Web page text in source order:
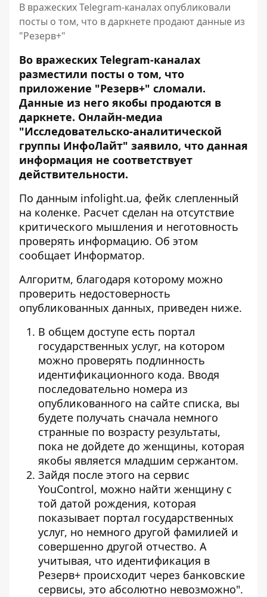
В вражеских Telegram-каналах опубликовали
посты о том, что в даркнете продают данные из
"Резерв+"
Во вражеских Telegram-каналах
разместили посты о том, что
приложение "Резерв+" сломали.
Данные из него якобы продаются в
даркнете. Онлайн-медиа
"Исследовательско-аналитической
группы ИнфоЛайт" заявило, что данная
информация не соответствует
действительности.
По данным infolight.ua, фейк слепленный
на коленке. Расчет сделан на отсутствие
критического мышления и неготовность
проверять информацию. Об этом
сообщает Информатор.
Алгоритм, благодаря которому можно
проверить недостоверность
опубликованных данных, приведен ниже.
В общем доступе есть портал
государственных услуг, на котором
можно проверять подлинность
идентификационного кода. Вводя
последовательно номера из
опубликованного на сайте списка, вы
будете получать сначала немного
странные по возрасту результаты,
пока не дойдете до женщины, которая
якобы является младшим сержантом.
Зайдя после этого на сервис
YouControl, можно найти женщину с
той датой рождения, которая
показывает портал государственных
услуг, но немного другой фамилией и
совершенно другой отчество. А
учитывая, что идентификация в
Резерв+ происходит через банковские
сервисы, это абсолютно невозможно".